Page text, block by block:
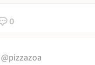
0
@pizzazoa